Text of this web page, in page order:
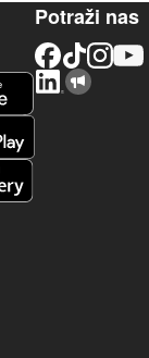
Potraži nas